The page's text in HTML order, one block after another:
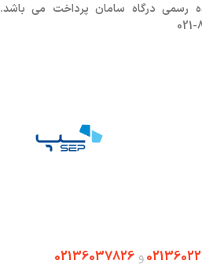
رسمی درگاه سامان پرداخت می باشد.
و 02136037826